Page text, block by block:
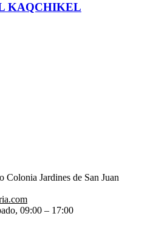
KAQCHIKEL
Jardines de San Juan
09:00 – 17:00